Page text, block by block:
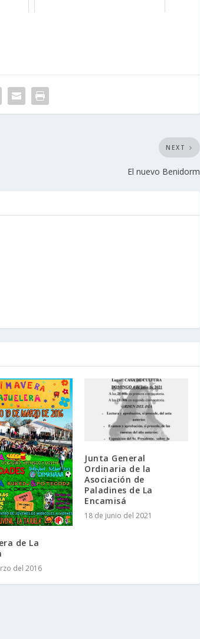
NEXT
El nuevo Benidorm
de La
del 2016
Junta General
Ordinaria de la
Asociación de
Paladines de La
Encamisá
18 de junio del 2021